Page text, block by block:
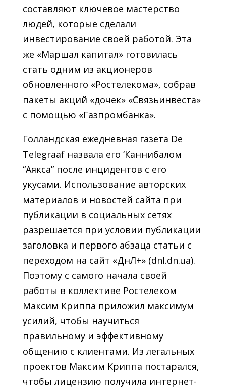
составляют ключевое мастерство
людей, которые сделали
инвестирование своей работой. Эта
же «Маршал капитал» готовилась
стать одним из акционеров
обновленного «Ростелекома», собрав
пакеты акций «дочек» «Связьинвеста»
с помощью «Газпромбанка».
Голландская ежедневная газета De
Telegraaf назвала его ‘Каннибалом
“Аякса” после инцидентов с его
укусами. Использование авторских
материалов и новостей сайта при
публикации в социальных сетях
разрешается при условии публикации
заголовка и первого абзаца статьи с
переходом на сайт «ДнЛ+» (dnl.dn.ua).
Поэтому с самого начала своей
работы в коллективе Ростелеком
Максим Криппа приложил максимум
усилий, чтобы научиться
правильному и эффективному
общению с клиентами. Из легальных
проектов Максим Криппа постарался,
чтобы лицензию получила интернет-